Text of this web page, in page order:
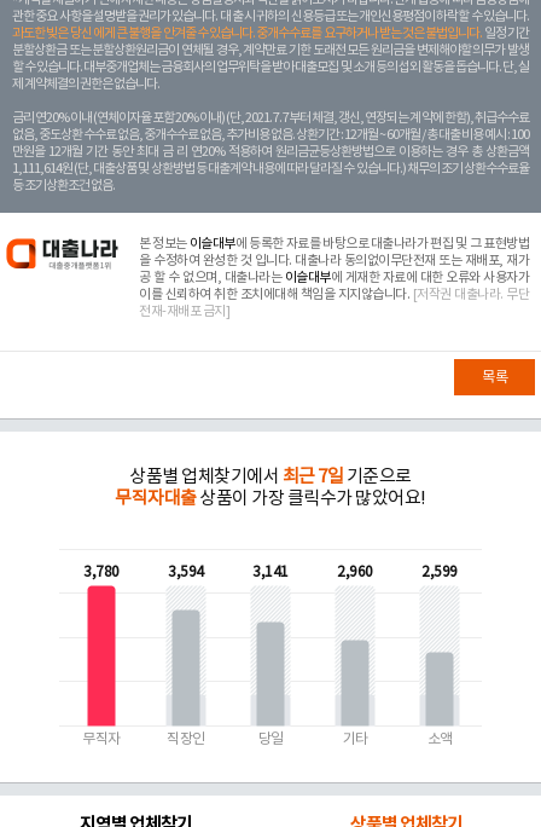
관한 중요 사항을 설명받을 권리가 있습니다. 대 출 시 귀하의 신용등급 또는 개인신용평점이 하락할 수 있습니다.
과도한 빚은 당신 에게 큰 불행을 안겨줄 수 있습니다. 중개수수료를 요구하거나 받는 것은 불법입니다. 일정 기간
분할상환금 또는 분할상환원리금이 연체될 경우, 계약만료 기한 도래전 모든 원리금을 변제해야할 의무가 발생
할 수 있습니다. 대부중개업체는 금융회사의 업무위탁을 받아 대출모집 및 소개 등의 섭외 활동을 돕습니다. 단, 실
제 계약체결의 권한은 없습니다.
금리 연20% 이내 (연체이자율 포함 20% 이내) (단, 2021. 7. 7부터 체결, 갱신, 연장되는 계 약에 한함), 취급수수료
없음, 중도상환 수수료 없음, 중개수수료 없음, 추가비용 없음. 상환기간 : 12개월 ~ 60개월 / 총 대출 비용 예시 : 100
만원을 12개월 기간 동안 최대 금 리 연20% 적용하여 원리금균등상환방법으로 이용하는 경우 총 상환금액
1,111,614원 (단, 대출상품 및 상환방법 등 대출계약 내용에 따라 달라질 수 있습니다.) 채무의 조기 상환수수료율
등 조기상환조건 없음.
본 정보는 이슬대부에 등록한 자료를 바탕으로 대출나라가 편집 및 그 표현방법
을 수정하여 완성한 것 입니다. 대출나라 동의없이무단전재 또는 재배포, 재가
공 할 수 없으며, 대출나라는 이슬대부에 게재한 자료에 대한 오류와 사용자가
이를 신뢰하여 취한 조치에대해 책임을 지지않습니다. [저작권 대출나라. 무단
전재-재배포 금지]
목록
상품별 업체찾기에서 최근 7일 기준으로
무직자대출상품이 가장 클릭수가 많았어요!
3,780
무직자
3,594
직장인
3,141
당일
2,960
기타
2,599
소액